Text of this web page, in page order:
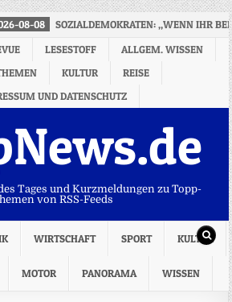
08-08
SOZIALDEMOKRATEN: „WENN IHR
LESESTOFF
ALLGEM. WISSEN
KULTUR
REISE
UND DATENSCHUTZ
Tages und Kurzmeldungen zu Topp-
von RSS-Feeds
WIRTSCHAFT SPORT KULTUR
MOTOR PANORAMA WISSEN